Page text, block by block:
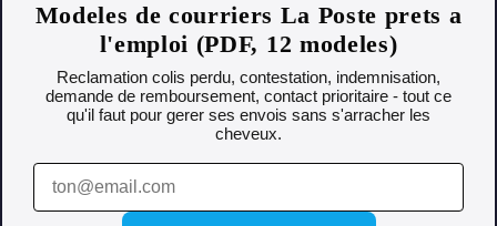
Modeles de courriers La Poste prets a
l'emploi (PDF, 12 modeles)
Reclamation colis perdu, contestation, indemnisation,
demande de remboursement, contact prioritaire - tout ce
qu'il faut pour gerer ses envois sans s'arracher les
cheveux.